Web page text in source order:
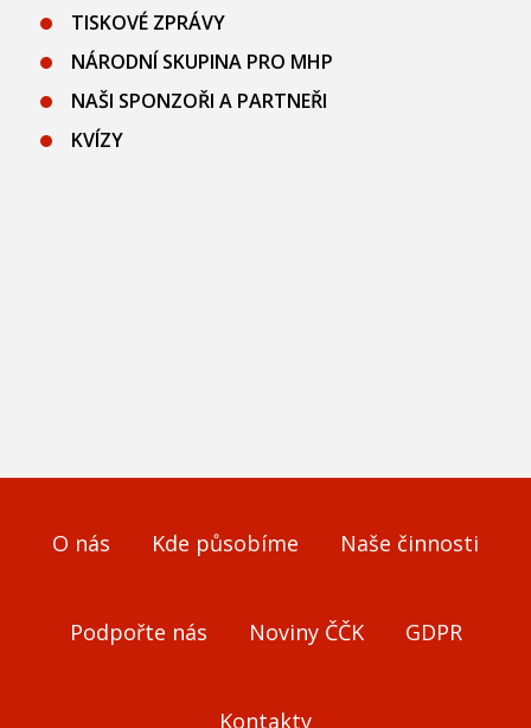
TISKOVÉ ZPRÁVY
NÁRODNÍ SKUPINA PRO MHP
NAŠI SPONZOŘI A PARTNEŘI
KVÍZY
O nás Kde působíme Naše činnosti
Podpořte nás Noviny ČČK GDPR
Kontakty